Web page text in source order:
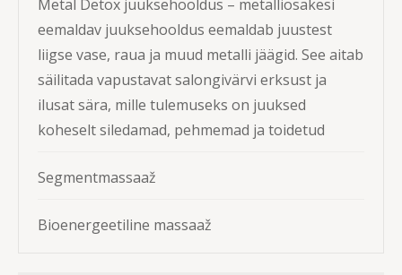
Metal Detox juuksehooldus – metalliosakesi
eemaldav juuksehooldus eemaldab juustest
liigse vase, raua ja muud metalli jäägid. See aitab
säilitada vapustavat salongivärvi erksust ja
ilusat sära, mille tulemuseks on juuksed
koheselt siledamad, pehmemad ja toidetud
Segmentmassaaž
Bioenergeetiline massaaž